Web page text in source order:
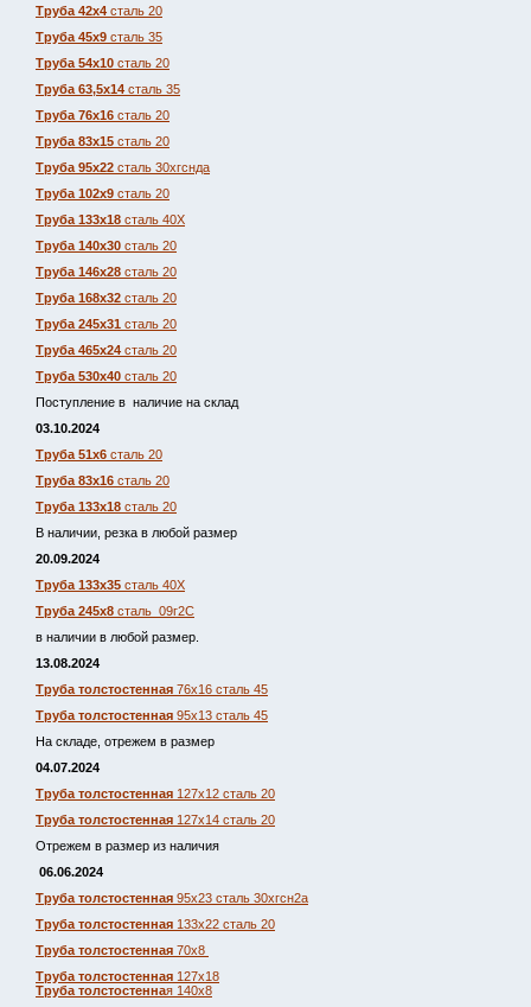
Труба 42х4 сталь 20
Труба 45х9 сталь 35
Труба 54х10 сталь 20
Труба 63,5х14 сталь 35
Труба 76х16 сталь 20
Труба 83х15 сталь 20
Труба 95х22 сталь 30хгснда
Труба 102х9 сталь 20
Труба 133х18 сталь 40Х
Труба 140х30 сталь 20
Труба 146х28 сталь 20
Труба 168х32 сталь 20
Труба 245х31 сталь 20
Труба 465х24 сталь 20
Труба 530х40 сталь 20
Поступление в наличие на склад
03.10.2024
Труба 51х6 сталь 20
Труба 83х16 сталь 20
Труба 133х18 сталь 20
В наличии, резка в любой размер
20.09.2024
Труба 133х35 сталь 40Х
Труба 245х8 сталь 09г2С
в наличии в любой размер.
13.08.2024
Труба толстостенная 76х16 сталь 45
Труба толстостенная 95х13 сталь 45
На складе, отрежем в размер
04.07.2024
Труба толстостенная 127х12 сталь 20
Труба толстостенная 127х14 сталь 20
Отрежем в размер из наличия
06.06.2024
Труба толстостенная 95х23 сталь 30хгсн2а
Труба толстостенная 133х22 сталь 20
Труба толстостенная 70х8
Труба толстостенная 127х18
Труба толстостенная 140х8